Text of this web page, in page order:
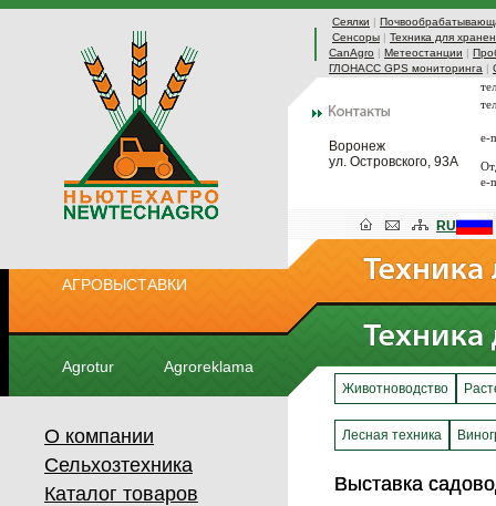
Сеялки |
Сенсоры | Техника для
CanAgro | Метеостанции |
ГЛОНАСС GPS мониторинга |
Воронеж
ул. Островского, 93А
e-
e-
АГРОВЫСТАВКИ
Agrotur Agroreklama
RU
О компании
Сельхозтехника
Каталог товаров
Животноводство
Лесная техника
Выставка
Выставка